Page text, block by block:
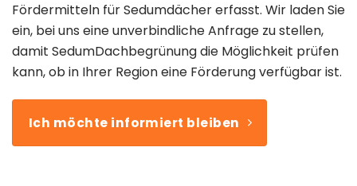
Fördermitteln für Sedumdächer erfasst. Wir laden Sie
ein, bei uns eine unverbindliche Anfrage zu stellen,
damit SedumDachbegrünung die Möglichkeit prüfen
kann, ob in Ihrer Region eine Förderung verfügbar ist.
Ich möchte informiert bleiben